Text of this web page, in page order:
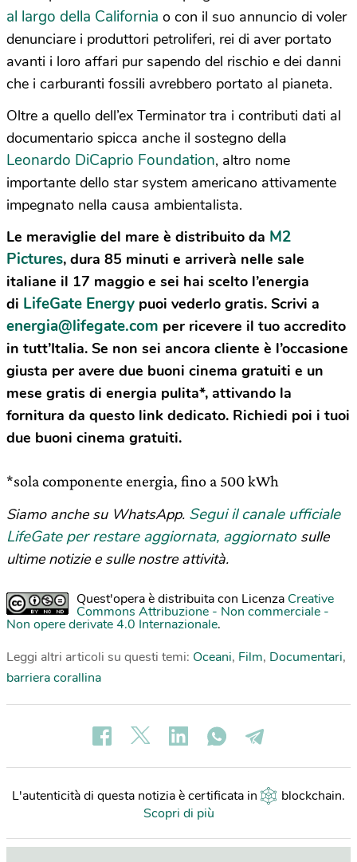
al largo della California o con il suo annuncio di voler
denunciare i produttori petroliferi, rei di aver portato
avanti i loro affari pur sapendo del rischio e dei danni
che i carburanti fossili avrebbero portato al pianeta.
Oltre a quello dell’ex Terminator tra i contributi dati al
documentario spicca anche il sostegno della
Leonardo DiCaprio Foundation, altro nome
importante dello star system americano attivamente
impegnato nella causa ambientalista.
Le meraviglie del mare è distribuito da M2
Pictures, dura 85 minuti e arriverà nelle sale
italiane il 17 maggio e sei hai scelto l’energia
di LifeGate Energy puoi vederlo gratis. Scrivi a
energia@lifegate.com per ricevere il tuo accredito
in tutt’Italia. Se non sei ancora cliente è l’occasione
giusta per avere due buoni cinema gratuiti e un
mese gratis di energia pulita*, attivando la
fornitura da questo link dedicato. Richiedi poi i tuoi
due buoni cinema gratuiti.
*sola componente energia, fino a 500 kWh
Siamo anche su WhatsApp. Segui il canale ufficiale
LifeGate per restare aggiornata, aggiornato sulle
ultime notizie e sulle nostre attività.
Quest'opera è distribuita con Licenza Creative
Commons Attribuzione - Non commerciale -
Non opere derivate 4.0 Internazionale.
Leggi altri articoli su questi temi: Oceani, Film, Documentari,
barriera corallina
L'autenticità di questa notizia è certificata in blockchain.
Scopri di più